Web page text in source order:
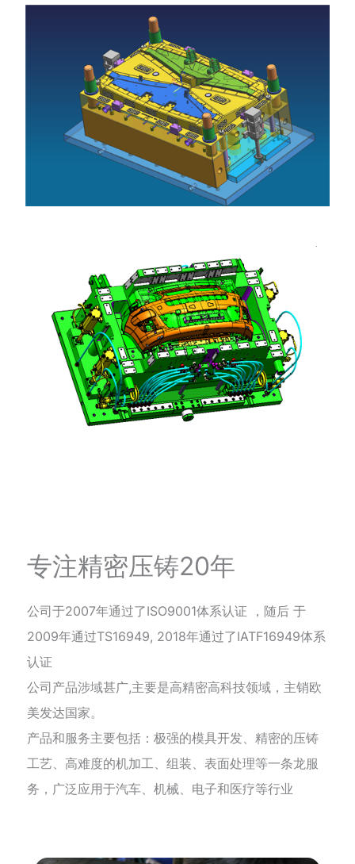
专注精密压铸20年
公司于2007年通过了ISO9001体系认证 ，随后 于
2009年通过TS16949, 2018年通过了IATF16949体系
认证
公司产品涉域甚广,主要是高精密高科技领域，主销欧
美发达国家。
产品和服务主要包括：极强的模具开发、精密的压铸
工艺、高难度的机加工、组装、表面处理等一条龙服
务，广泛应用于汽车、机械、电子和医疗等行业